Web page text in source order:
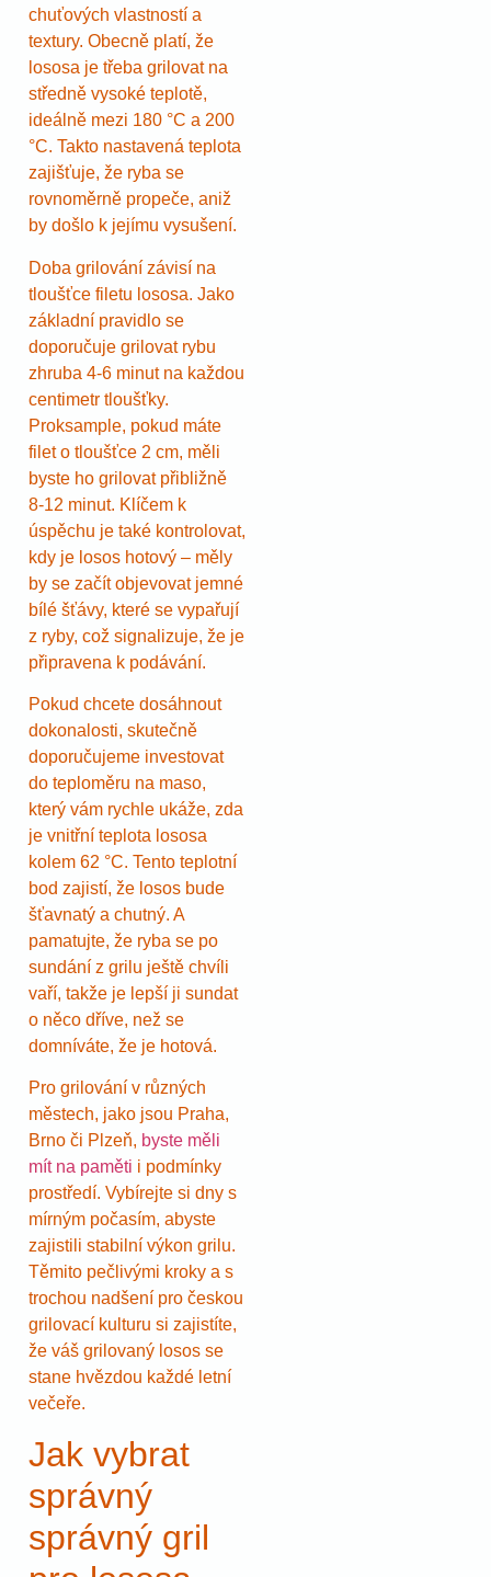
chuťových vlastností a
textury. Obecně platí, že
lososa je třeba grilovat na
středně vysoké teplotě,
ideálně mezi 180 °C a 200
°C. Takto nastavená teplota
zajišťuje, že ryba se
rovnoměrně propeče, aniž
by došlo k jejímu vysušení.
Doba grilování závisí na
tloušťce filetu lososa. Jako
základní pravidlo se
doporučuje grilovat rybu
zhruba 4-6 minut na každou
centimetr tloušťky.
Proksample, pokud máte
filet o tloušťce 2 cm, měli
byste ho grilovat přibližně
8-12 minut. Klíčem k
úspěchu je také kontrolovat,
kdy je losos hotový – měly
by se začít objevovat jemné
bílé šťávy, které se vypařují
z ryby, což signalizuje, že je
připravena k podávání.
Pokud chcete dosáhnout
dokonalosti, skutečně
doporučujeme investovat
do teploměru na maso,
který vám rychle ukáže, zda
je vnitřní teplota lososa
kolem 62 °C. Tento teplotní
bod zajistí, že losos bude
šťavnatý a chutný. A
pamatujte, že ryba se po
sundání z grilu ještě chvíli
vaří, takže je lepší ji sundat
o něco dříve, než se
domníváte, že je hotová.
Pro grilování v různých
městech, jako jsou Praha,
Brno či Plzeň, byste měli
mít na paměti i podmínky
prostředí. Vybírejte si dny s
mírným počasím, abyste
zajistili stabilní výkon grilu.
Těmito pečlivými kroky a s
trochou nadšení pro českou
grilovací kulturu si zajistíte,
že váš grilovaný losos se
stane hvězdou každé letní
večeře.
Jak vybrat
správný
správný gril